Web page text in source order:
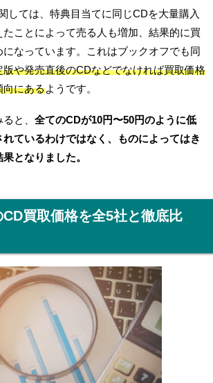
しては、特典目当てに同じCDを大量購入
ことによって売る人も増加、結果的に買
なっています。これはブックオフでも同
版や発売直後のCDなどでなければ買取価格
向にある ようです。
と、 全てのCDが10円〜50円のように低
ているわけではなく、ものによってはき
となりました。
買取価格を全5社と徹底比